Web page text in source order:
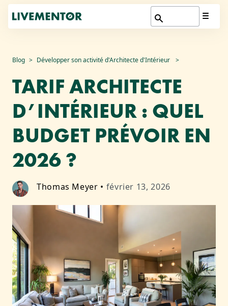
Aller
contenu
Blog Développer son activité d'Architecte d'Intérieur
TARIF ARCHITECTE
D’INTÉRIEUR : QUEL
BUDGET PRÉVOIR EN
2026 ?
Thomas Meyer • février 13, 2026